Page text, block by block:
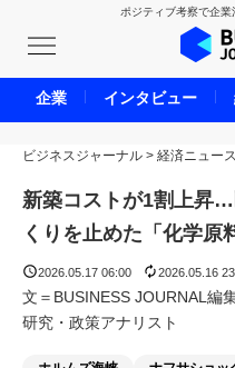
ポジティブ考察で企
CARBON
IVS
ENERGY
LIFE
AI
ビジネスジャーナル > 経済ニュース
新築コストが1割上昇
くりを止めた「化学原
2026.05.17 06:00 2026.05.16
文＝BUSINESS JOURNAL編
研究・政策アナリスト
企業 インタビュー